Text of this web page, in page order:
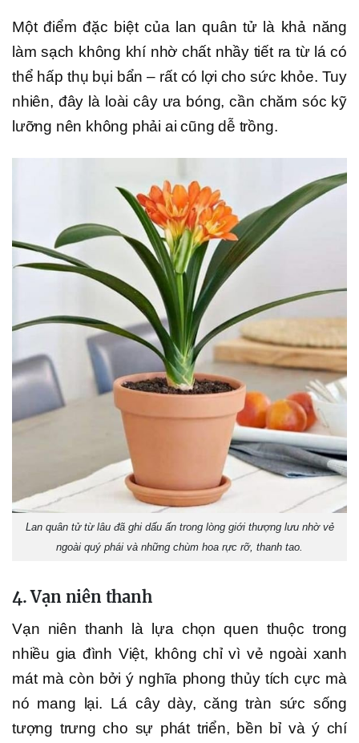
Một điểm đặc biệt của lan quân tử là khả năng
làm sạch không khí nhờ chất nhầy tiết ra từ lá có
thể hấp thụ bụi bẩn – rất có lợi cho sức khỏe. Tuy
nhiên, đây là loài cây ưa bóng, cần chăm sóc kỹ
lưỡng nên không phải ai cũng dễ trồng.
Lan quân tử từ lâu đã ghi dấu ấn trong lòng giới thượng lưu nhờ vẻ
ngoài quý phái và những chùm hoa rực rỡ, thanh tao.
4. Vạn niên thanh
Vạn niên thanh là lựa chọn quen thuộc trong
nhiều gia đình Việt, không chỉ vì vẻ ngoài xanh
mát mà còn bởi ý nghĩa phong thủy tích cực mà
nó mang lại. Lá cây dày, căng tràn sức sống
tượng trưng cho sự phát triển, bền bỉ và ý chí